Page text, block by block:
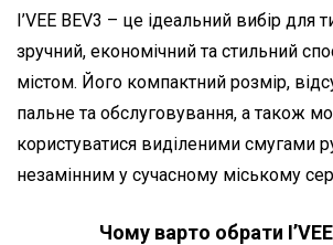
I’VEE BEV3 – це ідеальний вибір для
зручний, економічний та стильний
містом. Його компактний розмір,
пальне та обслуговування, а також
користуватися виділеними смугами
незамінним у сучасному міському
Чому варто обрати I’VEE